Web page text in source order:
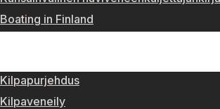
Boating in Finland
Kilpapurjehdus
Kilpaveneily